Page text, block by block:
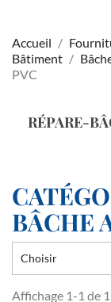
Accueil
Bâtiment
PVC
RÉPARE-
BÂCHE
Choisir
Affichage 1-1 de